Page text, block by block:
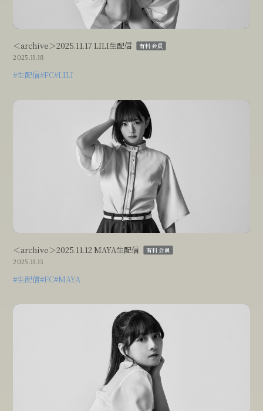
＜archive＞2025.11.17 LILI生配信 有料会員
2025.11.18
#生配信#FC#LILI
＜archive＞2025.11.12 MAYA生配信 有料会員
2025.11.13
#生配信#FC#MAYA